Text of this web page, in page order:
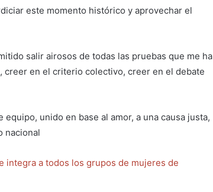
este momento histórico y aprovechar el
salir airosos de todas las pruebas que me ha
creer en el criterio colectivo, creer en el debate
unido en base al amor, a una causa justa,
nacional
integra a todos los grupos de mujeres de